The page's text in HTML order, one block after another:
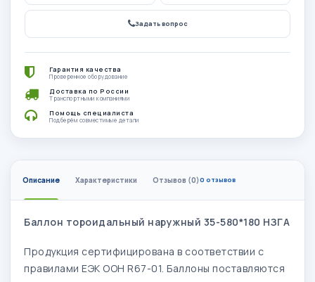
Задать вопрос
Гарантия качества
Проверенное оборудование
Доставка по России
Транспортными компаниями
Помощь специалиста
Подберём совместимые детали
Описание Характеристики Отзывов (0)0 отзывов
Баллон тороидальный наружный 35-580*180 НЗГА
Продукция сертифицирована в соответствии с
правилами ЕЭК ООН R67-01. Баллоны поставляются